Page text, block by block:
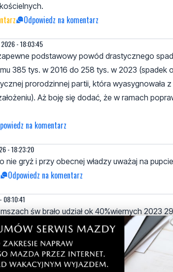
Odpowiedz na komentarz
- 18:03:45
podstawowy powód drastycznego
385 tys. w 2016 do 258 tys. w 2023 (spadek
prorodzinnej partii, która wyasygnowała
Aż boję się dodać, że w ramach
na komentarz
- 18:23:20
nie gryż i przy obecnej władzy uważaj na
Odpowiedz na komentarz
08:10:41
św brało udział ok 40%wiernych 2023
PiS i kosciół katolicki .
Odpowiedz na komentarz
2026 - 13:58:20